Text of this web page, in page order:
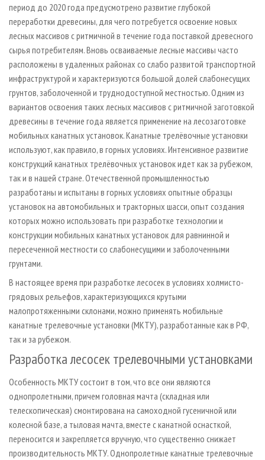
период до 2020 года предусмотрено развитие глубокой
переработки древесины, для чего потребуется освоение новых
лесных массивов с ритмичной в течение года поставкой древесного
сырья потребителям. Вновь осваиваемые лесные массивы часто
расположены в удаленных районах со слабо развитой транспортной
инфраструктурой и характеризуются большой долей слабонесущих
грунтов, заболоченной и труднодоступной местностью. Одним из
вариантов освоения таких лесных массивов с ритмичной заготовкой
древесины в течение года является применение на лесозаготовке
мобильных канатных установок. Канатные трелёвочные установки
используют, как правило, в горных условиях. Интенсивное развитие
конструкций канатных трелёвочных установок идет как за рубежом,
так и в нашей стране. Отечественной промышленностью
разработаны и испытаны в горных условиях опытные образцы
установок на автомобильных и тракторных шасси, опыт создания
которых можно использовать при разработке технологии и
конструкции мобильных канатных установок для равнинной и
пересеченной местности со слабонесущими и заболоченными
грунтами.
В настоящее время при разработке лесосек в условиях холмисто­-
грядовых рельефов, характеризующихся крутыми
малопротяженными склонами, можно применять мобильные
канатные трелевочные установки (МКТУ), разработанные как в РФ,
так и за рубежом.
Разработка лесосек трелевочными установками
Особенность МКТУ состоит в том, что все они являются
однопролетными, причем головная мачта (складная или
телескопическая) смонтирована на самоходной гусеничной или
колесной базе, а тыловая мачта, вместе с канатной оснасткой,
переносится и закрепляется вручную, что существенно снижает
производительность МКТУ. Однопролетные канатные трелевочные